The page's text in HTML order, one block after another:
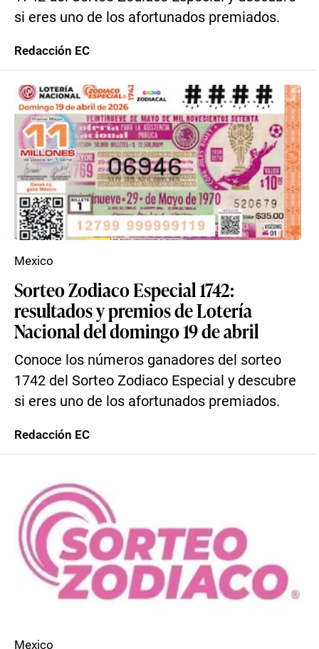
si eres uno de los afortunados premiados.
Redacción EC
Sorteo Zodiaco Especial 1742:
resultados y premios de Lotería
Nacional del domingo 19 de abril
Conoce los números ganadores del sorteo
1742 del Sorteo Zodiaco Especial y descubre
si eres uno de los afortunados premiados.
Mexico
Redacción EC
Mexico